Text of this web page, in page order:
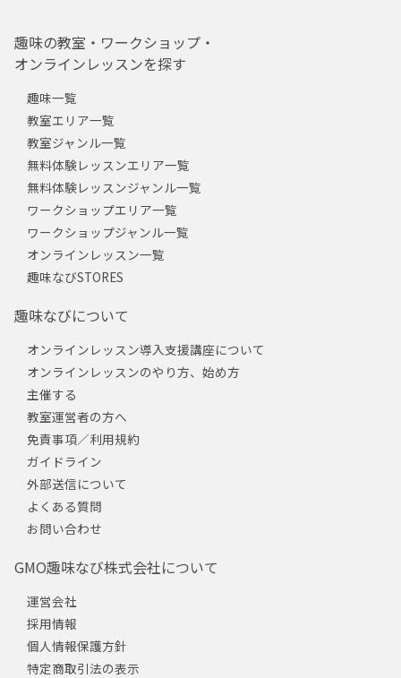
趣味の教室・ワークショップ・
オンラインレッスンを探す
趣味一覧
教室エリア一覧
教室ジャンル一覧
無料体験レッスンエリア一覧
無料体験レッスンジャンル一覧
ワークショップエリア一覧
ワークショップジャンル一覧
オンラインレッスン一覧
趣味なびSTORES
趣味なびについて
オンラインレッスン導入支援講座について
オンラインレッスンのやり方、始め方
主催する
教室運営者の方へ
免責事項／利用規約
ガイドライン
外部送信について
よくある質問
お問い合わせ
GMO趣味なび株式会社について
運営会社
採用情報
個人情報保護方針
特定商取引法の表示